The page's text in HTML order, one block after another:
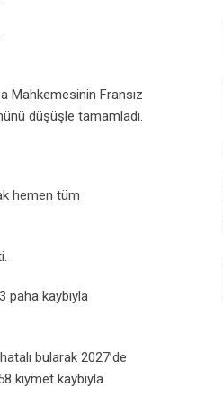
Mahkemesinin Fransız
düşüşle tamamladı.
hemen tüm
paha kaybıyla
bularak 2027’de
kıymet kaybıyla